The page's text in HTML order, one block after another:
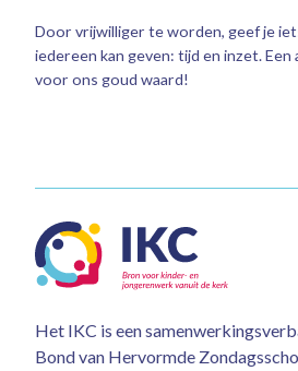
Door vrijwilliger te worden, geef je
iedereen kan geven: tijd en inzet.
voor ons goud waard!
Het IKC is een
Bond van Hervormde